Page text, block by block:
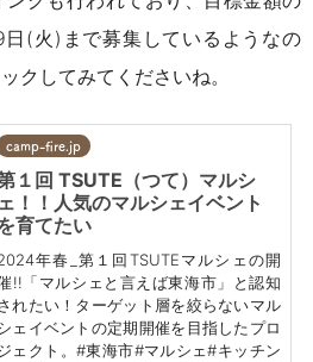
(火)まで募集しているようなの
クしてみてくださいね。
camp-fire.jp
１回 TSUTE（つて）マルシ
ェ！！人気のマルシェイベント
育てたい
年春_第１回TSUTEマルシェの開
!!「マルシェと言えば東海市」と認知
れたい！ターゲット層を絞らないマル
ェイベントの定期開催を目指したプロ
ェクト。#東海市#マルシェ#キッチン